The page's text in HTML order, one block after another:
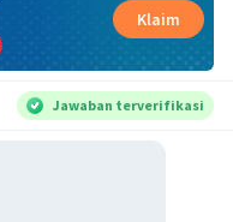
Klaim
Jawaban terverifikasi